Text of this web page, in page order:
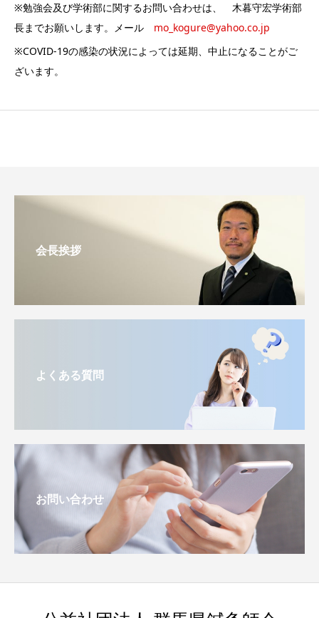
※勉強会及び学術部に関するお問い合わせは、 木暮守宏学術部
長までお願いします。メール mo_kogure@yahoo.co.jp
※COVID-19の感染の状況によっては延期、中止になることがご
ざいます。
会長挨拶
よくある質問
お問い合わせ